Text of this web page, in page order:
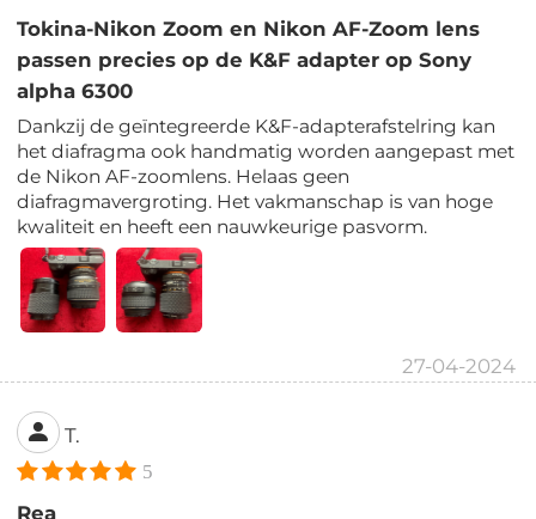
Tokina-Nikon Zoom en Nikon AF-Zoom lens
passen precies op de K&F adapter op Sony
alpha 6300
Dankzij de geïntegreerde K&F-adapterafstelring kan
het diafragma ook handmatig worden aangepast met
de Nikon AF-zoomlens. Helaas geen
diafragmavergroting. Het vakmanschap is van hoge
kwaliteit en heeft een nauwkeurige pasvorm.
27-04-2024
T.
5
Rea